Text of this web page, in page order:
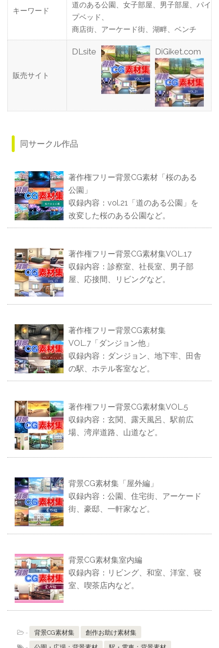
キーワード
道のある公園、女子部屋、男子部屋、パイ
プベッド、
商店街、アーケード街、湖畔、ベンチ
販売サイト
DLsite DiGiket.com
同サークル作品
著作権フリー背景CG素材「桜のある
公園」
収録内容：vol.21「道のある公園」を
改変した桜のある公園など。
著作権フリー背景CG素材集VOL.17
収録内容：診察室、社長室、男子部
屋、応接間、リビングなど。
著作権フリー背景CG素材集
VOL.7「ダンジョン他」
収録内容：ダンジョン、地下牢、田舎
の駅、ホテル客室など。
著作権フリー背景CG素材集VOL.5
収録内容：玄関、露天風呂、駅前広
場、湾岸道路、山道など。
背景CG素材集「屋外編」
収録内容：公園、住宅街、アーケード
街、豪邸、一軒家など。
背景CG素材集室内編
収録内容：リビング、和室、洋室、寝
室、喫茶店内など。
- 背景CG素材集
創作お助け素材集